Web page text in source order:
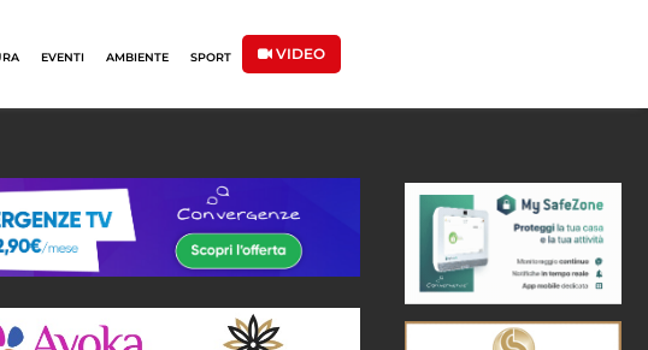
EVENTI AMBIENTE SPORT VIDEO